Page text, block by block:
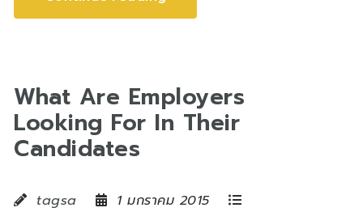
What Are Employers
Looking For In Their
Candidates
tagsa
1 มกราคม 2015